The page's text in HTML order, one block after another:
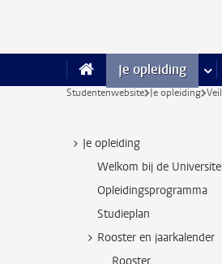
Je opleiding
Studentenwebsite Je opleiding
Je opleiding
Welkom bij de
Opleidingsprogramma
Studieplan
Rooster en jaarkalender